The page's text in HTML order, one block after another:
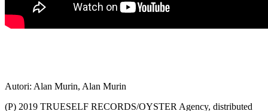
Autori: Alan Murin, Alan Murin
(P) 2019 TRUESELF RECORDS/OYSTER Agency, distributed